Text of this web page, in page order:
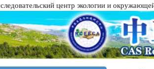
центр экологии и